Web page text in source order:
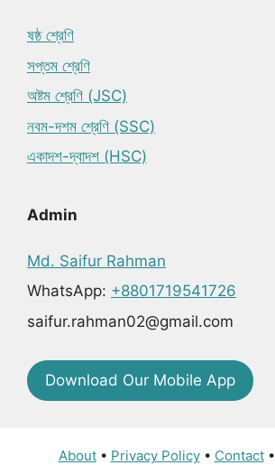
ষষ্ঠ শ্রেণি
সপ্তম শ্রেণি
অষ্টম শ্রেণি (JSC)
নবম-দশম শ্রেণি (SSC)
একাদশ-দ্বাদশ (HSC)
Admin
Md. Saifur Rahman
WhatsApp: +8801719541726
saifur.rahman02@gmail.com
Download Our Mobile App
About• Privacy Policy• Contact•